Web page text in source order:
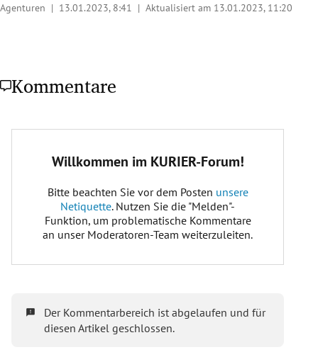
Agenturen | 13.01.2023, 8:41 | Aktualisiert am 13.01.2023, 11:20
Kommentare